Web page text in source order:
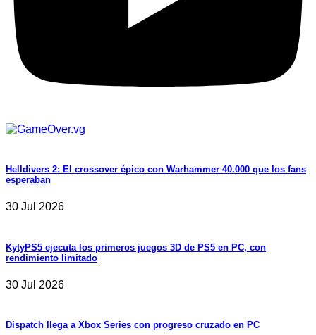
Helldivers 2: El crossover épico con Warhammer 40.000 que los fans
esperaban
30 Jul 2026
KytyPS5 ejecuta los primeros juegos 3D de PS5 en PC, con
rendimiento limitado
30 Jul 2026
Dispatch llega a Xbox Series con progreso cruzado en PC